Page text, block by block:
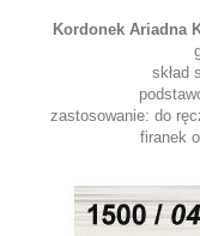
Kordonek Ariadna
skład
zastosowanie: do
firanek